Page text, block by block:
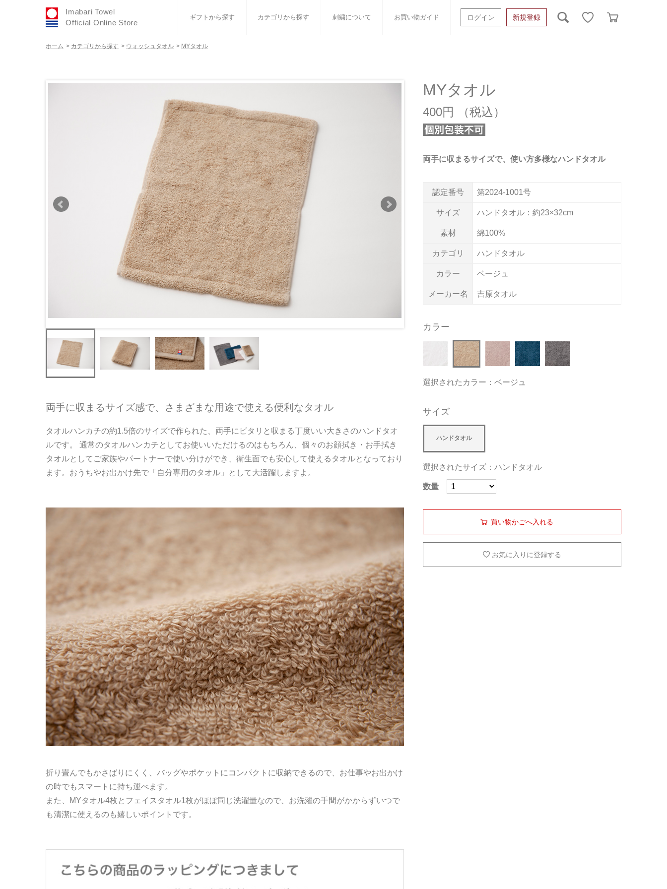
Imabari Towel
Official Online Store
ギフトから探す カテゴリから探す 刺繍について お買い物ガイド ログイン 新規登録
ウェディング 小さなお返し・お餞別 オーガニック
タオルハンカチ ベビーグッズ マフラー 衣類
バスグッズ
ホーム > カテゴリから探す > ウォッシュタオル > MYタオル
両手に収まるサイズ感で、さまざまな用途で使える便利なタオル
タオルハンカチの約1.5倍のサイズで作られた、両手にピタリと収まる丁度いい大きさのハンドタオ
ルです。 通常のタオルハンカチとしてお使いいただけるのはもちろん、個々のお顔拭き・お手拭き
タオルとしてご家族やパートナーで使い分けができ、衛生面でも安心して使えるタオルとなっており
ます。おうちやお出かけ先で「自分専用のタオル」として大活躍しますよ。
折り畳んでもかさばりにくく、バッグやポケットにコンパクトに収納できるので、お仕事やお出かけ
の時でもスマートに持ち運べます。
また、MYタオル4枚とフェイスタオル1枚がほぼ同じ洗濯量なので、お洗濯の手間がかからずいつで
も清潔に使えるのも嬉しいポイントです。
両手に収まるサイズで、使い方多様なハンドタオル
MYタオル
400円
認定番号 第2024-1001号
サイズ ハンドタオル：約23×32cm
素材 綿100%
カテゴリ ハンドタオル
カラー ベージュ
メーカー名 吉原タオル
カラー
選択されたカラー：ベージュ
サイズ
ハンドタオル
選択されたサイズ：ハンドタオル
数量
買い物かごへ入れる
お気に入りに登録する